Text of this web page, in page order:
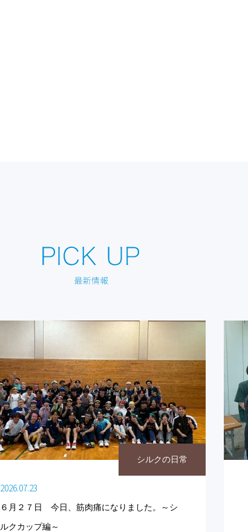
シルクの日常
2026.07.23
６月２７日 今日、筋肉痛になりました。～シ
ルクカップ編～